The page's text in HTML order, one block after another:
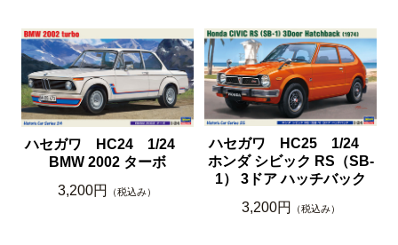
ハセガワ HC24 1/24
BMW 2002 ターボ
3,200円
（税込み）
ハセガワ HC25 1/24
ホンダ シビック RS（SB-
1） 3ドア ハッチバック
3,200円
（税込み）